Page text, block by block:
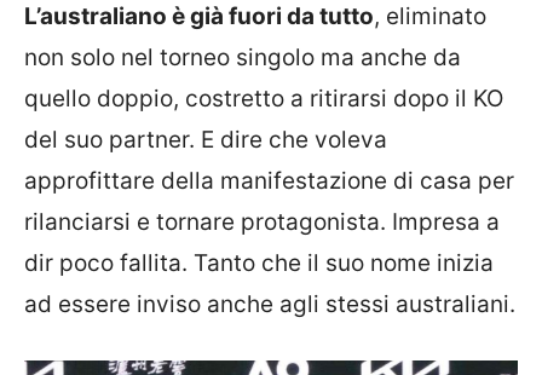
L’australiano è già fuori da tutto, eliminato
non solo nel torneo singolo ma anche da
quello doppio, costretto a ritirarsi dopo il KO
del suo partner. E dire che voleva
approfittare della manifestazione di casa per
rilanciarsi e tornare protagonista. Impresa a
dir poco fallita. Tanto che il suo nome inizia
ad essere inviso anche agli stessi australiani.